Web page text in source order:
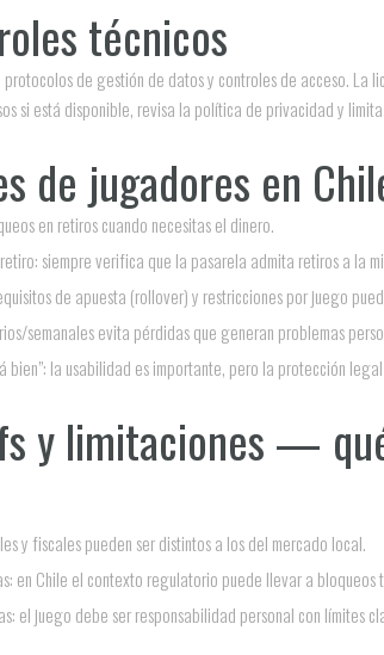
técnicos
de gestión de datos y controles de acceso.
si está disponible, revisa la política de privacidad y
de jugadores en
en retiros cuando necesitas el dinero.
siempre verifica que la pasarela admita retiros a la
de apuesta (rollover) y restricciones por juego
semanales evita pérdidas que generan problemas
bien”: la usabilidad es importante, pero la protección
y limitaciones —
y fiscales pueden ser distintos a los del mercado local.
en Chile el contexto regulatorio puede llevar a
el juego debe ser responsabilidad personal con límites